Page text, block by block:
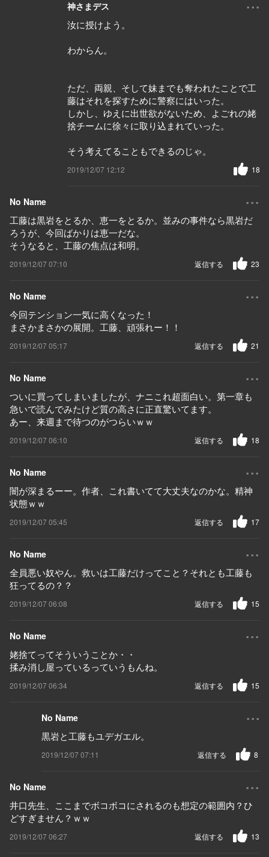
神さまデス
汝に授けよう。
わからん。
ただ、両親、そして妹までも奪われたことで工
藤はそれを探すために警察にはいった。
しかし、ゆえに出世欲がないため、よごれの姥
捨チームに徐々に取り込まれていった。
そう考えてることもできるのじゃ。
2019/12/07 12:12 18
No Name ...
工藤は黒岩をとるか、恵一をとるか。並みの事件なら黒岩だ
ろうが、今回ばかりは恵一だな。
そうなると、工藤の焦点は和明。
2019/12/07 07:10 23
返信する
No Name ...
今回テンション一気に高くなった！
まさかまさかの展開。工藤、頑張れー！！
2019/12/07 05:17 21
返信する
No Name ...
ついに買ってしまいましたが、ナニこれ超面白い。第一章も
急いで読んでみたけど質の高さに正直驚いてます。
あー、来週まで待つのがつらいｗｗ
2019/12/07 06:10 18
返信する
No Name ...
闇が深まるーー。作者、これ書いてて大丈夫なのかな。精神
状態ｗｗ
2019/12/07 05:45 17
返信する
No Name ...
全員悪い奴やん。救いは工藤だけってこと？それとも工藤も
狂ってるの？？
2019/12/07 06:08 15
返信する
No Name ...
姥捨てってそういうことか・・
揉み消し屋っているっていうもんね。
2019/12/07 06:34 15
返信する
No Name ...
黒岩と工藤もユデガエル。
2019/12/07 07:11 8
返信する
No Name ...
井口先生、ここまでボコボコにされるのも想定の範囲内？ひ
どすぎません？ｗｗ
2019/12/07 06:27 13
返信する